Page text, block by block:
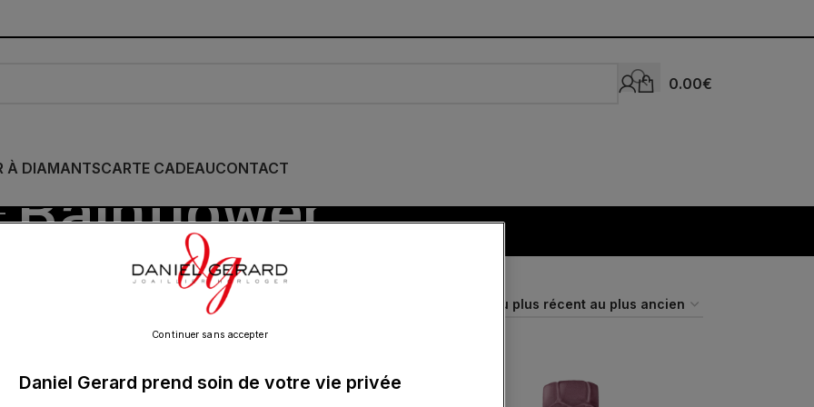
0.00€
À DIAMANTSCARTE CADEAUCONTACT
Rainflower
Show
Daniel Gerard prend soin de votre vie privée
Continuer sans accepter